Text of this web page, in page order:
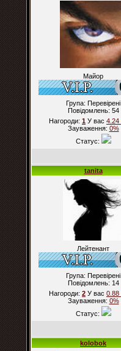
Майор
Група: Перевірені
Повідомлень: 54
Нагороди: 1 У вас 4.24
Зауваження: 0%
Статус:
tanita
Лейтенант
Група: Перевірені
Повідомлень: 14
Нагороди: 2 У вас 0.88
Зауваження: 0%
Статус:
kolobok